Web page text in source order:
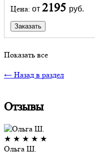
Цена: от 2195 руб.
Заказать
Показать все
← Назад в раздел
Отзывы
★ ★ ★ ★ ★
Ольга Ш.